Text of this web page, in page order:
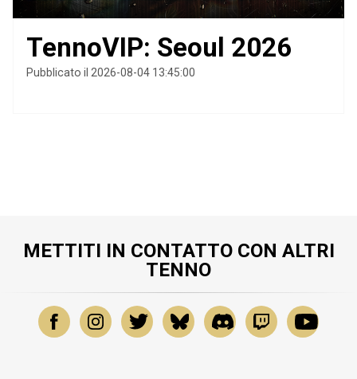
TennoVIP: Seoul 2026
Pubblicato il 2026-08-04 13:45:00
METTITI IN CONTATTO CON ALTRI
TENNO